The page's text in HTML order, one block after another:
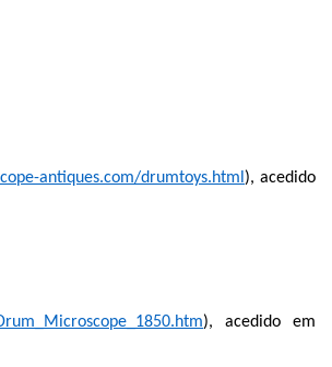
antiques.com/drumtoys.html), acedido
), acedido em